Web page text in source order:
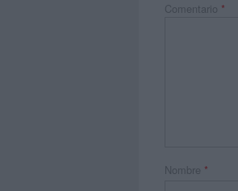
Comentario *
Nombre *